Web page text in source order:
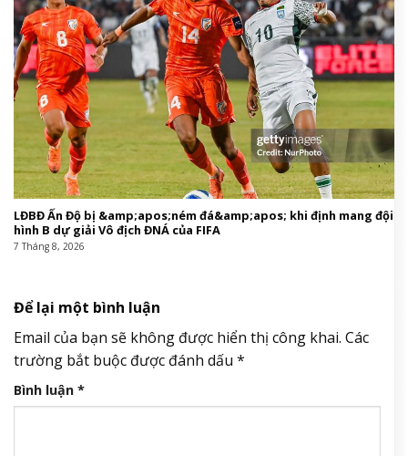
LĐBĐ Ấn Độ bị &amp;apos;ném đá&amp;apos; khi định mang đội
hình B dự giải Vô địch ĐNÁ của FIFA
7 Tháng 8, 2026
Để lại một bình luận
Email của bạn sẽ không được hiển thị công khai. Các
trường bắt buộc được đánh dấu *
Bình luận *